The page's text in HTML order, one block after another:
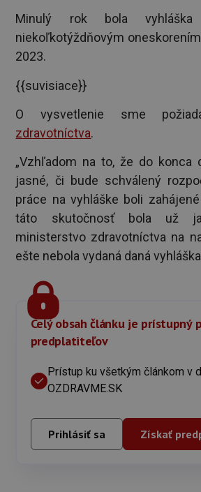
Minulý rok bola
niekoľkotýždňovým
2023.
{{suvisiace}}
O vysvetlenie sme
zdravotníctva.
„Vzhľadom na to, že do konca
jasné, či bude schválený
práce na vyhláške boli
táto skutočnosť bola už
ministerstvo zdravotníctva na
ešte nebola vydaná daná
Celý obsah článku je prístupný
predplatiteľov
Prístup ku všetkým článkom v
OZDRAVME.SK
Prihlásiť sa Získať